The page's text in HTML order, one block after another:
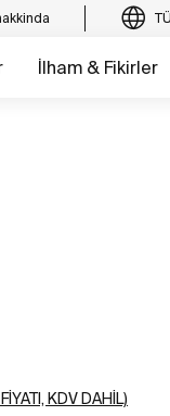
İlham & Fikirler
KDV DAHIL)